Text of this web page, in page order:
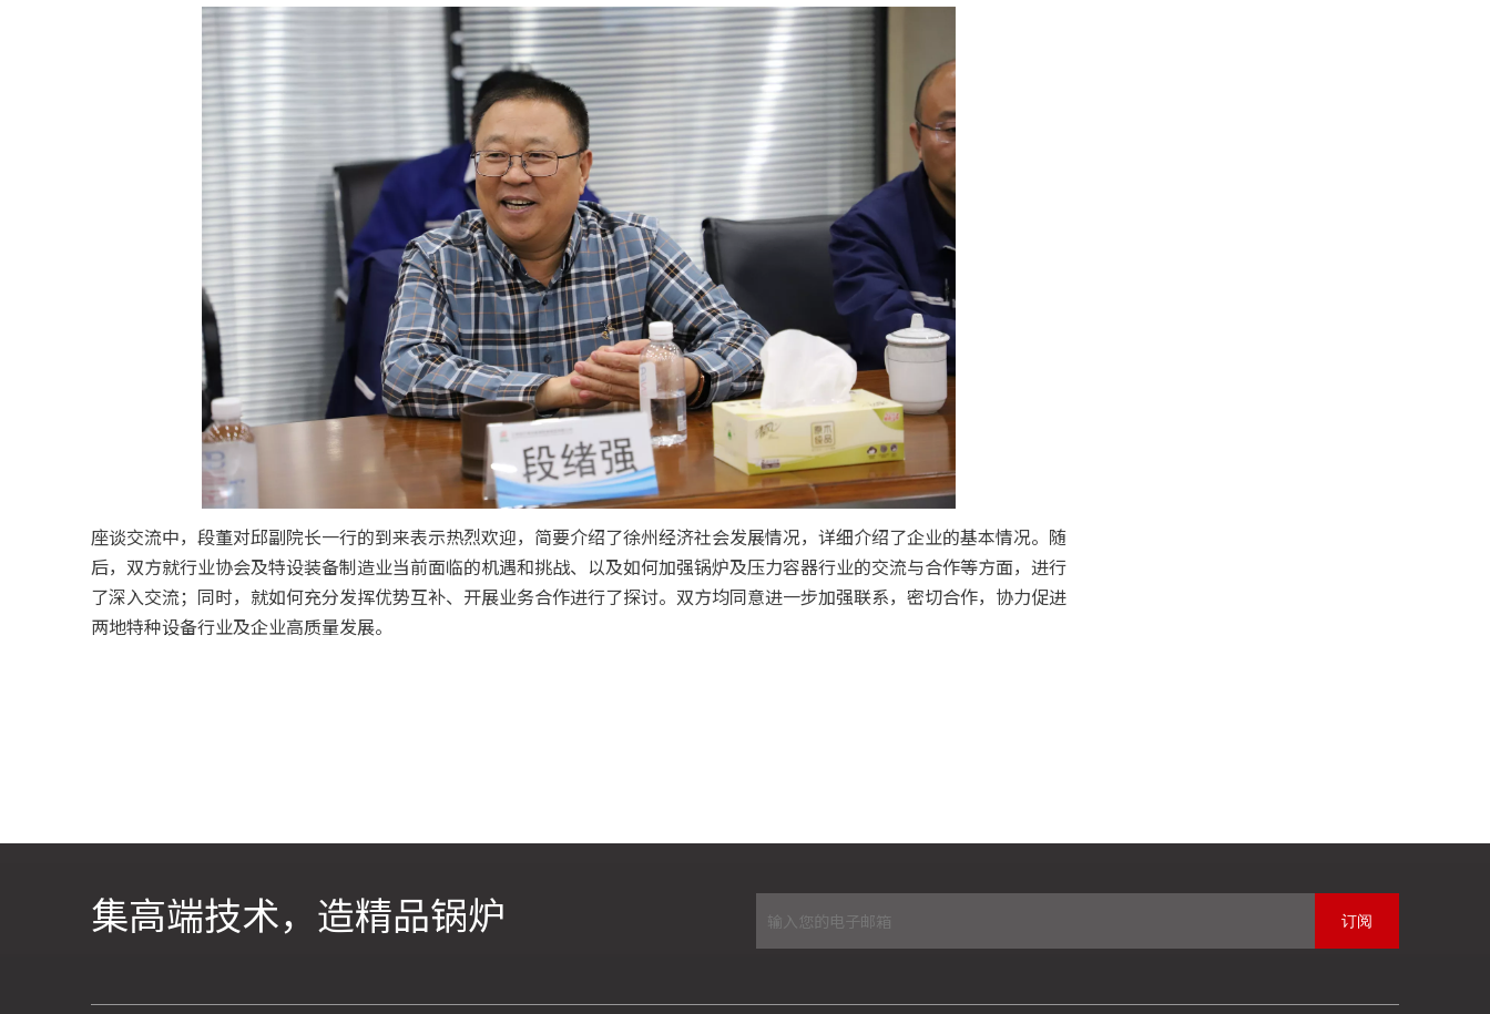
座谈交流中，段董对邱副院长一行的到来表示热烈欢迎，简要介绍了徐州经济社会发展情况，详细介绍了企业的基本情况。随
后，双方就行业协会及特设装备制造业当前面临的机遇和挑战、以及如何加强锅炉及压力容器行业的交流与合作等方面，进行
了深入交流；同时，就如何充分发挥优势互补、开展业务合作进行了探讨。双方均同意进一步加强联系，密切合作，协力促进
两地特种设备行业及企业高质量发展。
集高端技术，造精品锅炉 订阅